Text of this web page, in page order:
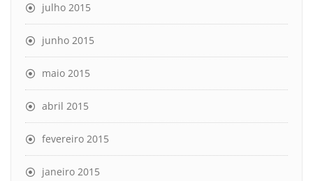
julho 2015
junho 2015
maio 2015
abril 2015
fevereiro 2015
janeiro 2015